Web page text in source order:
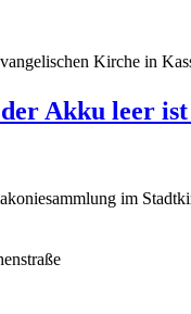
Kirche in
der Akku leer
im